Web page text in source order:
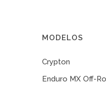
MODELOS
Crypton
Enduro MX Off-